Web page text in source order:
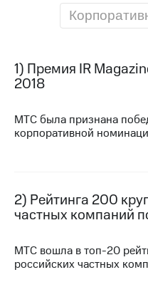
региона
Пресс-
релизы
Достижения
Финансовая
отчетность
1) Премия IR
2018
МТС была признана
корпоративной
2) Рейтинга 200
частных компаний
МТС вошла втоп-20
российских частных